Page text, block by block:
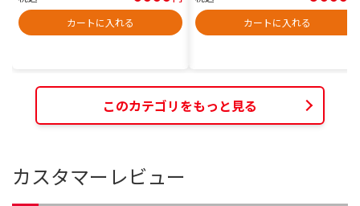
カートに入れる
カートに入れる
このカテゴリをもっと見る
カスタマーレビュー